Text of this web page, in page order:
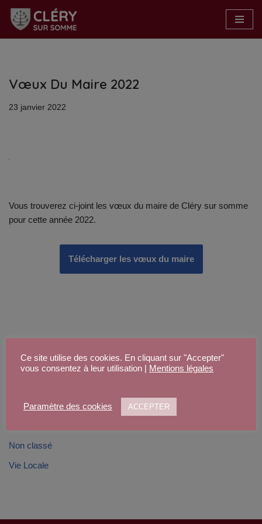
Aller
Vœux Du Maire 2022
23 janvier 2022
Vous trouverez ci-joint les vœux du maire de Cléry sur somme
pour cette année 2022.
Télécharger les vœux du maire
COVID
Non classé
Vie Locale
Ce site utilise des cookies. En cliquant sur "Accepter"
vous consentez à leur utilisation |
Mentions légales
Paramètre des cookies ACCEPTER